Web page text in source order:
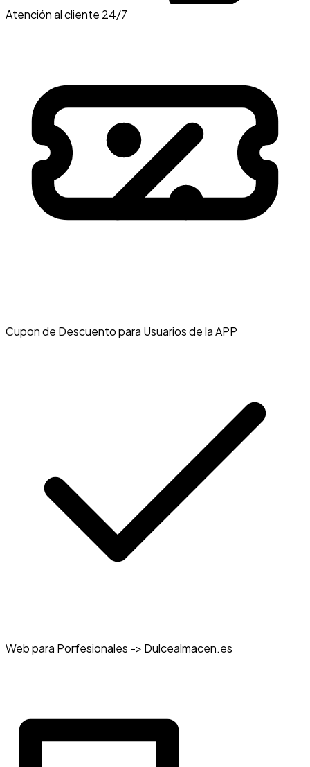
Atención al cliente 24/7
Cupon de Descuento para Usuarios de la APP
Web para Porfesionales -> Dulcealmacen.es